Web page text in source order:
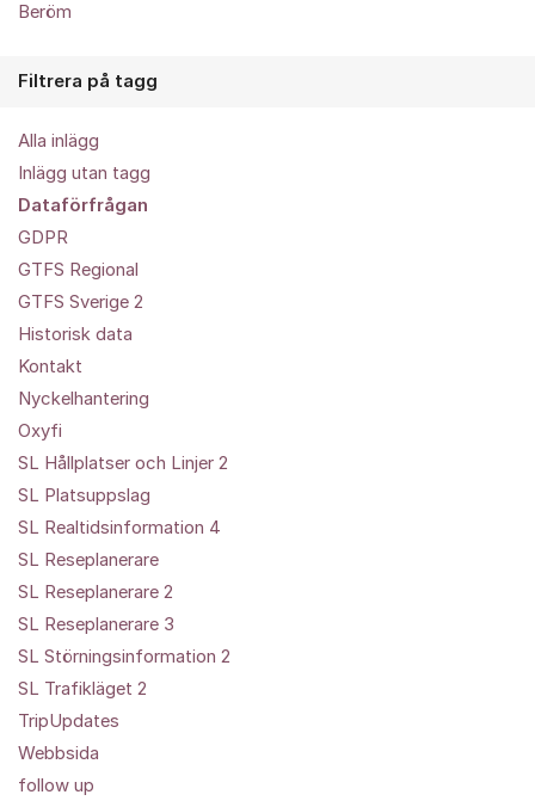
Beröm
Filtrera på tagg
Alla inlägg
Inlägg utan tagg
Dataförfrågan
GDPR
GTFS Regional
GTFS Sverige 2
Historisk data
Kontakt
Nyckelhantering
Oxyfi
SL Hållplatser och Linjer 2
SL Platsuppslag
SL Realtidsinformation 4
SL Reseplanerare
SL Reseplanerare 2
SL Reseplanerare 3
SL Störningsinformation 2
SL Trafikläget 2
TripUpdates
Webbsida
follow up